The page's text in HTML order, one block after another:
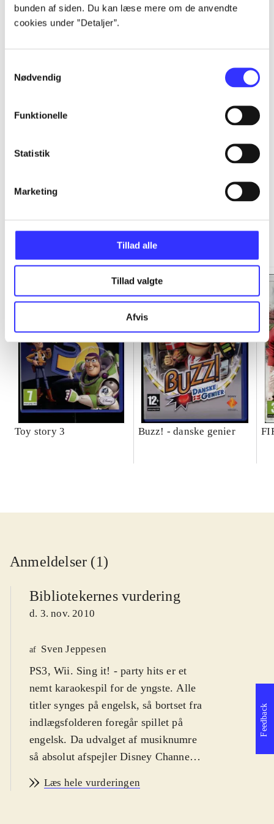
bunden af siden. Du kan læse mere om de anvendte
cookies under ”Detaljer”.
Nødvendig
Funktionelle
Statistik
Marketing
Tillad alle
Tillad valgte
Afvis
...
Minder om
Toy story 3 Buzz! - danske genier
Anmeldelser (1)
Bibliotekernes vurdering
d. 3. nov. 2010
af Sven Jeppesen
PS3, Wii. Sing it! - party hits er et
nemt karaokespil for de yngste. Alle
titler synges på engelsk, så bortset fra
indlægsfolderen foregår spillet på
engelsk. Da udvalget af musiknumre
så absolut afspejler Disney Channel's
udelukkende sange med appel til de
Læs hele vurderingen
Feedback